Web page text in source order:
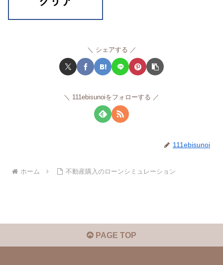
シェアする
111ebisunoiをフォローする
111ebisunoi
ホーム 不動産購入のローンシミュレーション
PAGE TOP